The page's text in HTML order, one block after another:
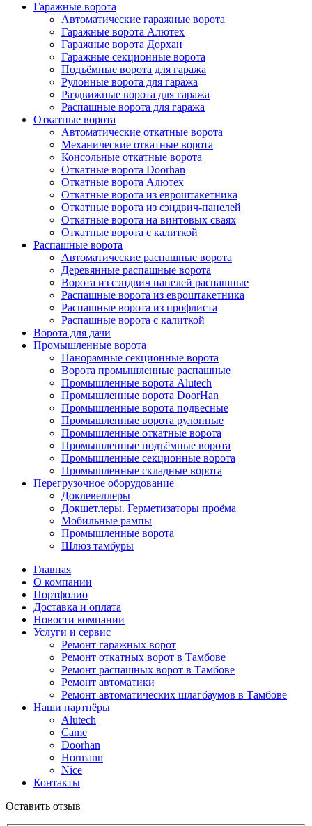
Гаражные ворота
Автоматические гаражные ворота
Гаражные ворота Алютех
Гаражные ворота Дорхан
Гаражные секционные ворота
Подъёмные ворота для гаража
Рулонные ворота для гаража
Раздвижные ворота для гаража
Распашные ворота для гаража
Откатные ворота
Автоматические откатные ворота
Механические откатные ворота
Консольные откатные ворота
Откатные ворота Doorhan
Откатные ворота Алютех
Откатные ворота из евроштакетника
Откатные ворота из сэндвич-панелей
Откатные ворота на винтовых сваях
Откатные ворота с калиткой
Распашные ворота
Автоматические распашные ворота
Деревянные распашные ворота
Ворота из сэндвич панелей распашные
Распашные ворота из евроштакетника
Распашные ворота из профлиста
Распашные ворота с калиткой
Ворота для дачи
Промышленные ворота
Панорамные секционные ворота
Ворота промышленные распашные
Промышленные ворота Alutech
Промышленные ворота DoorHan
Промышленные ворота подвесные
Промышленные ворота рулонные
Промышленные откатные ворота
Промышленные подъёмные ворота
Промышленные секционные ворота
Промышленные складные ворота
Перегрузочное оборудование
Доклевеллеры
Докшетлеры. Герметизаторы проёма
Мобильные рампы
Промышленные ворота
Шлюз тамбуры
Главная
О компании
Портфолио
Доставка и оплата
Новости компании
Услуги и сервис
Ремонт гаражных ворот
Ремонт откатных ворот в Тамбове
Ремонт распашных ворот в Тамбове
Ремонт автоматики
Ремонт автоматических шлагбаумов в Тамбове
Наши партнёры
Alutech
Came
Doorhan
Hormann
Nice
Контакты
Оставить отзыв